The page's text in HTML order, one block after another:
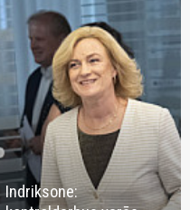
Indriksone: